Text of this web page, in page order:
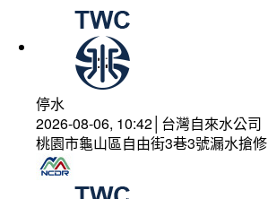
停水
2026-08-06, 10:42│台灣自來水公司
桃園市龜山區自由街3巷3號漏水搶修